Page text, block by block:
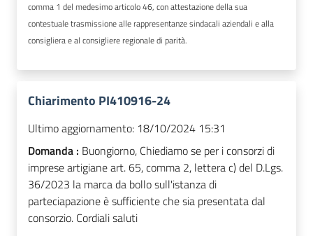
comma 1 del medesimo articolo 46, con attestazione della sua
contestuale trasmissione alle rappresentanze sindacali aziendali e alla
consigliera e al consigliere regionale di parità.
Chiarimento PI410916-24
Ultimo aggiornamento: 18/10/2024 15:31
Domanda : Buongiorno, Chiediamo se per i consorzi di
imprese artigiane art. 65, comma 2, lettera c) del D.Lgs.
36/2023 la marca da bollo sull'istanza di
parteciapazione è sufficiente che sia presentata dal
consorzio. Cordiali saluti